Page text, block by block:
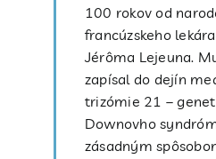
100 rokov od
francúzskeho
Jérôma Lejeuna.
zapísal do dejín
trizómie 21 –
Downovho
zásadným